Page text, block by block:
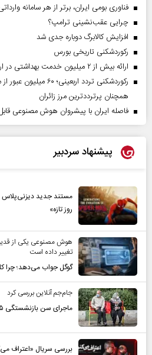
فناوری بومی ایران، برتر از هر سامانه
چرایی عقب‌نشینی ترامپ؟
افزایش کالابرگ دوباره جدی شد
رکوردشکنی تاریخی بورس
ارائه بیش از ۲ میلیون خدمت بهداشتی در اربعین حسینی
رکوردشکنی تردد
همچنان پرترددترین مرز زائران
فاصله ایران با پیشرو‌ان هوش مصنوعی
پیشنهاد سردبیر
مستند جدید دیزنی‌پلاس
روز تازه»
هوش مصنوعی یکی از
تغییر داده است
گوگل جواب می‌دهد؛ چرا
جام‌جم آنلاین بررسی کرد
ماجرای سن بازنشستگی ۵۵ و ۶۲ ساله چیست؟
بررسی سریال «اعتراف